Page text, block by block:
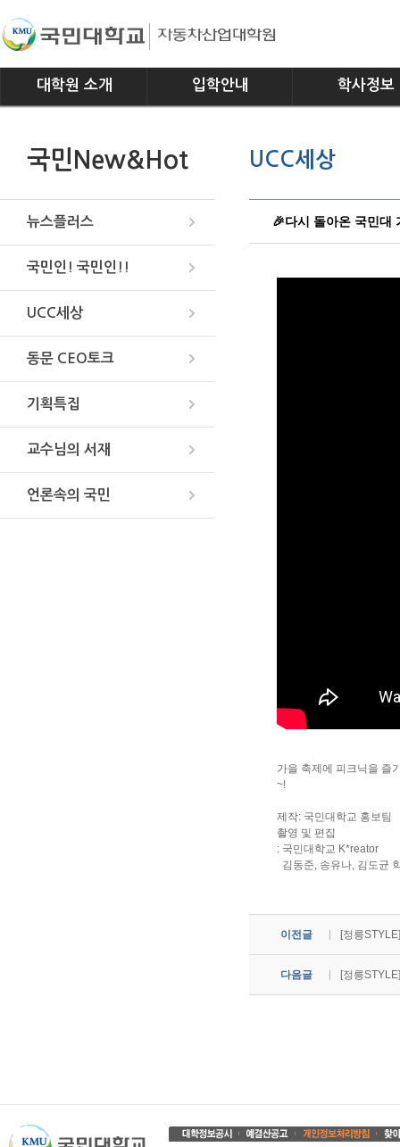
대학원 소개
연혁
입학안내 학사정보
교과과정
국민New&Hot
뉴스플러스
국민인! 국민인!!
UCC세상
동문 CEO토크
기획특집
교수님의 서재
언론속의 국민
UCC세상
🎉다시 돌아온 국민대
가을 축제에 피크닉을 즐
~!
제작: 국민대학교 홍보팀
촬영 및 편집
: 국민대학교 K*reator
김동준, 송유나, 김도균
이전글 [정릉
다음글 [정릉